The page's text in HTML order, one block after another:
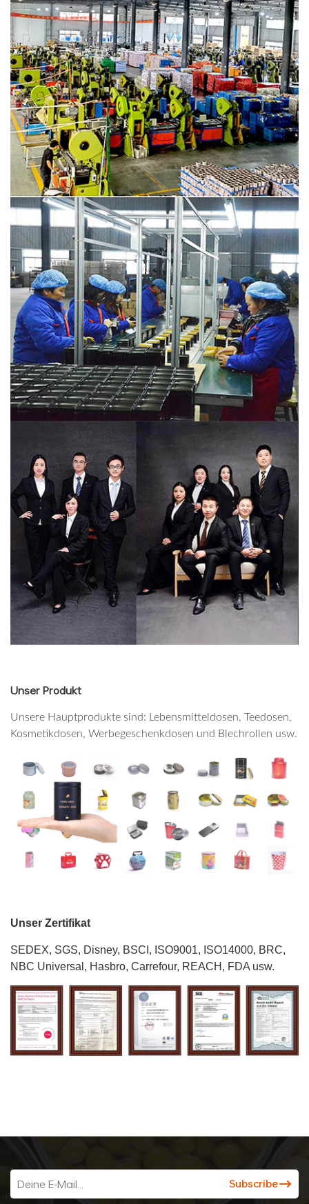
Unser Produkt
Unsere Hauptprodukte sind: Lebensmitteldosen, Teedosen,
Kosmetikdosen, Werbegeschenkdosen und Blechrollen usw.
Unser Zertifikat
SEDEX, SGS, Disney, BSCI, ISO9001, ISO14000, BRC,
NBC Universal, Hasbro, Carrefour, REACH, FDA usw.